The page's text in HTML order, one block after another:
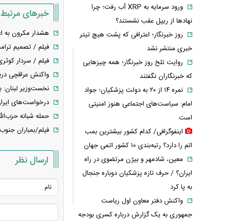
خبرهای مرتبط
هشدار مکرون به
فیلم / تصمیم
فیلم / سردار
واکنش عراقچی
نخست‌وزیر
درخواست‌های
حمله شبانه
فیلم/بمباران
ارسال نظر
ورود سرمایه به XRP آب رفت؛ چرا
نهادها از ریپل عقب نشستند؟
روز خبرنگار؛ اعترافی که پشت هیچ تیتر
خبری منتشر نشد
روایت تلخ روز خبرنگار؛ همه چیزهایی
که خبرنگاران نگفتند
نمره ۱۴ از ۲۰ به دولت پزشکیان؛ جواد
امام: سیاست‌های اجتماعی هنوز امنیتی
است
اینفوگرافی/ کدام کشور بیشترین بمب
اتم را دارد؟ رتبه‌بندی ۱۰ کشور اتمی جهان
معین، شادمهر و بیژن مرتضوی در راه
ایران؟ / حرف تازه پزشکیان دوباره جنجال
به پا کرد
واکنش دفتر معاون اول ریاست
جمهوری به یک گزارش درباره کسری بودجه